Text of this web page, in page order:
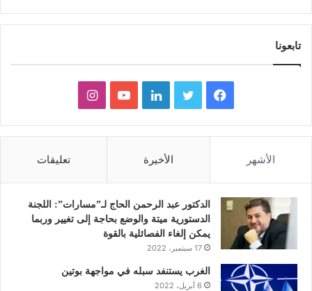
تابعونا
ي
و
ك
و
ر
ي
د
إ
و
و
ب
ن
ق
الأشهر الأخيرة تعليقات
الدكتور عبد الرحمن الحاج لـ”مسارات”: اللجنة
الدستورية ميتة والوضع بحاجة إلى تغيير وربما
يمكن إلغاء الفصائلية بالقوة
17 سبتمبر، 2022
الغرب يستنفد سبله في مواجهة بوتين
6 أبريل، 2022